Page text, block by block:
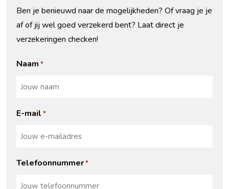
Ben je benieuwd naar de mogelijkheden? Of vraag je je
af of jij wel goed verzekerd bent? Laat direct je
verzekeringen checken!
Naam *
E-mail *
Telefoonnummer*